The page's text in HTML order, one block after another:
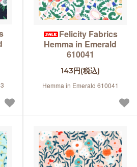
Felicity Fabrics
Hemma in Emerald
610041
143円(税込)
Hemma in Emerald 610041